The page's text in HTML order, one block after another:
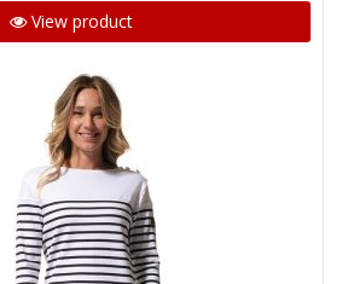
View product